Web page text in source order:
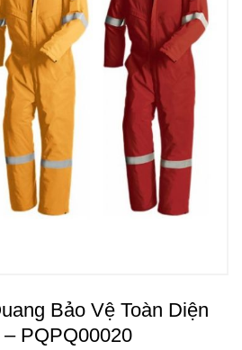
Bảo Vệ Toàn Diện
PQPQ00020